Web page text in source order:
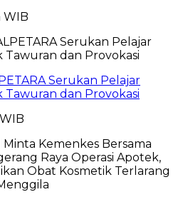
WIB
Serukan Pelajar
Tawuran dan Provokasi